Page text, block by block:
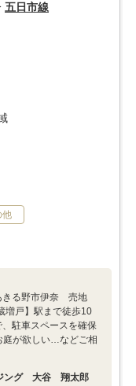
五日市線
他
る野市伊奈 売地
戸】駅まで徒歩10
駐車スペースを確保
庭が欲しい…などご相
ング 大谷 翔太郎